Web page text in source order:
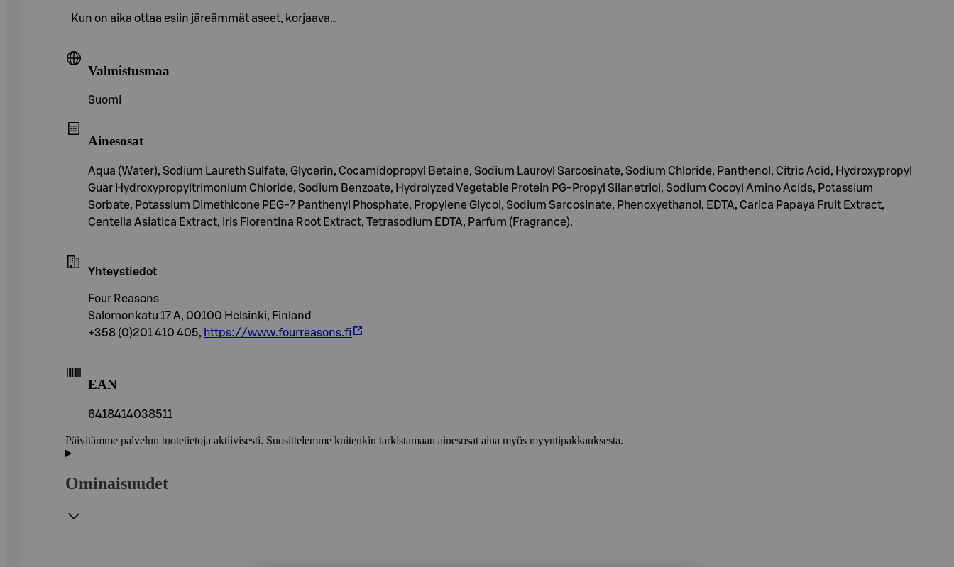
Kun on aika ottaa esiin järeämmät aseet, korjaava…
Valmistusmaa
Suomi
Ainesosat
Aqua (Water), Sodium Laureth Sulfate, Glycerin, Cocamidopropyl Betaine, Sodium Lauroyl Sarcosinate, Sodium Chloride, Panthenol, Citric Acid, Hydroxypropyl
Guar Hydroxypropyltrimonium Chloride, Sodium Benzoate, Hydrolyzed Vegetable Protein PG-Propyl Silanetriol, Sodium Cocoyl Amino Acids, Potassium
Sorbate, Potassium Dimethicone PEG-7 Panthenyl Phosphate, Propylene Glycol, Sodium Sarcosinate, Phenoxyethanol, EDTA, Carica Papaya Fruit Extract,
Centella Asiatica Extract, Iris Florentina Root Extract, Tetrasodium EDTA, Parfum (Fragrance).
Yhteystiedot
Four Reasons
Salomonkatu 17 A, 00100 Helsinki, Finland
+358 (0)201 410 405, https://www.fourreasons.fi
EAN
6418414038511
Päivitämme palvelun tuotetietoja aktiivisesti. Suosittelemme kuitenkin tarkistamaan ainesosat aina myös myyntipakkauksesta.
Ominaisuudet